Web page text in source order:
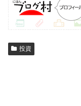
投資